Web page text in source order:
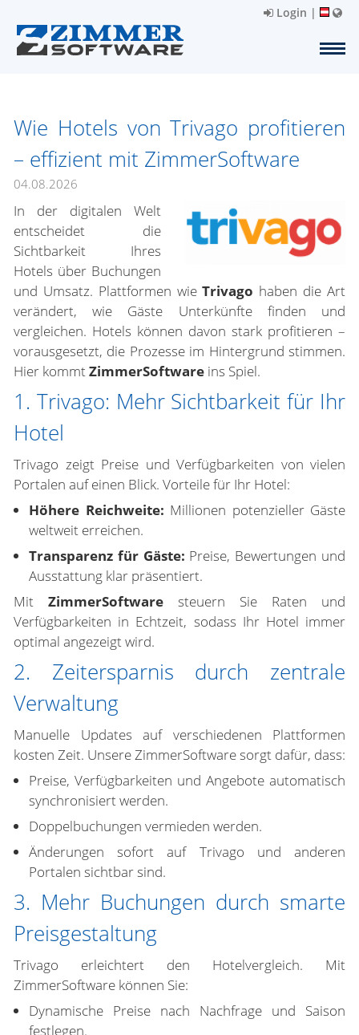
Login |
Wie Hotels von Trivago profitieren
– effizient mit ZimmerSoftware
04.08.2026
In der digitalen Welt
entscheidet die
Sichtbarkeit Ihres
Hotels über Buchungen
und Umsatz. Plattformen wie Trivago haben die Art
verändert, wie Gäste Unterkünfte finden und
vergleichen. Hotels können davon stark profitieren –
vorausgesetzt, die Prozesse im Hintergrund stimmen.
Hier kommtZimmerSoftware ins Spiel.
1. Trivago: Mehr Sichtbarkeit für Ihr
Hotel
Trivago zeigt Preise und Verfügbarkeiten von vielen
Portalen auf einen Blick. Vorteile für Ihr Hotel:
Höhere Reichweite: Millionen potenzieller Gäste
weltweit erreichen.
Transparenz für Gäste: Preise, Bewertungen und
Ausstattung klar präsentiert.
Mit ZimmerSoftware steuern Sie Raten und
Verfügbarkeiten in Echtzeit, sodass Ihr Hotel immer
optimal angezeigt wird.
2. Zeitersparnis durch zentrale
Verwaltung
Manuelle Updates auf verschiedenen Plattformen
kosten Zeit. Unsere ZimmerSoftware sorgt dafür, dass:
Preise, Verfügbarkeiten und Angebote automatisch
synchronisiert werden.
Doppelbuchungen vermieden werden.
Änderungen sofort auf Trivago und anderen
Portalen sichtbar sind.
3. Mehr Buchungen durch smarte
Preisgestaltung
Trivago erleichtert den Hotelvergleich. Mit
ZimmerSoftware können Sie:
Dynamische Preise nach Nachfrage und Saison
festlegen.